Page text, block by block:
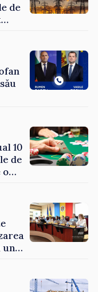
de
10
de
o
unui